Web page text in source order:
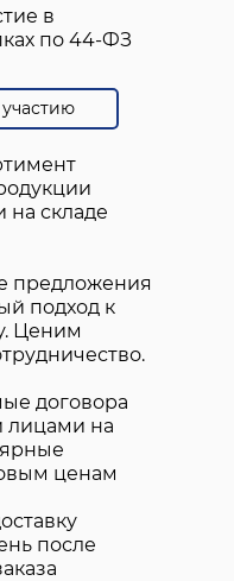
договора
лицами на
ценам
в
по 44-ФЗ
на складе
после
предложения
подход к
Ценим